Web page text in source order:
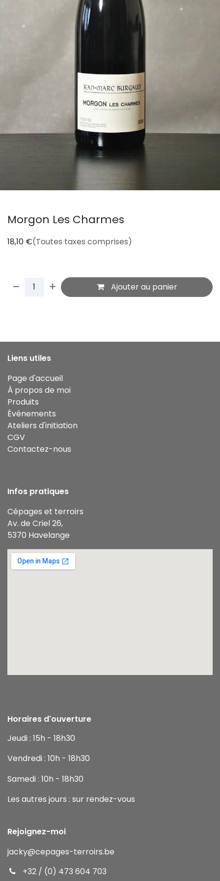
Morgon Les Charmes
18,10 €(Toutes taxes comprises)
Ajouter au panier
Liens utiles
Page d'accueil
À propos de moi
Produits
Événements
Ateliers d'initiation
CGV
Contactez-nous
Infos pratiques
Cépages et terroirs
Av. de Criel 26,
5370 Havelange
Horaires d'ouverture
Jeudi : 15h - 18h30
Vendredi : 10h - 18h30
Samedi : 10h - 18h30
Les autres jours : sur rendez-vous
Rejoignez-moi
jacky@cepages-terroirs.be
+32 / (0) 473 604 703